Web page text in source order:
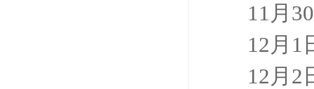
11月30
12月1日
12月2日